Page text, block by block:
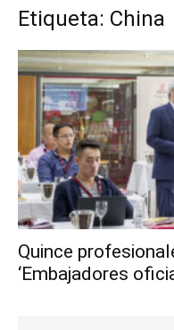
Etiqueta: China
Quince
‘Embajadores